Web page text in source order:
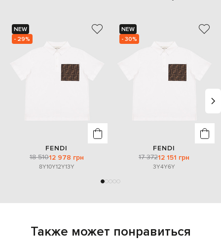
NEW
- 29%
FENDI
18 51012 978 грн
8Y10Y12Y13Y
NEW
- 30%
FENDI
17 37212 151 грн
3Y4Y6Y
Также может понравиться